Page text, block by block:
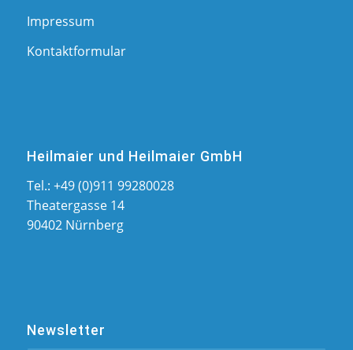
Impressum
Kontaktformular
Heilmaier und Heilmaier GmbH
Tel.: +49 (0)911 99280028
Theatergasse 14
90402 Nürnberg
Newsletter